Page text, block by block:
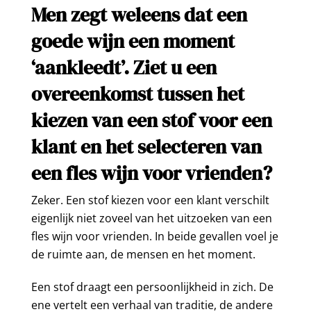
Men zegt weleens dat een
goede wijn een moment
‘aankleedt’. Ziet u een
overeenkomst tussen het
kiezen van een stof voor een
klant en het selecteren van
een fles wijn voor vrienden?
Zeker. Een stof kiezen voor een klant verschilt
eigenlijk niet zoveel van het uitzoeken van een
fles wijn voor vrienden. In beide gevallen voel je
de ruimte aan, de mensen en het moment.
Een stof draagt een persoonlijkheid in zich. De
ene vertelt een verhaal van traditie, de andere